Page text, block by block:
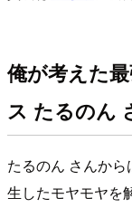
俺が考えた
ス たるのん
たるのん さんか
生したモヤモヤを